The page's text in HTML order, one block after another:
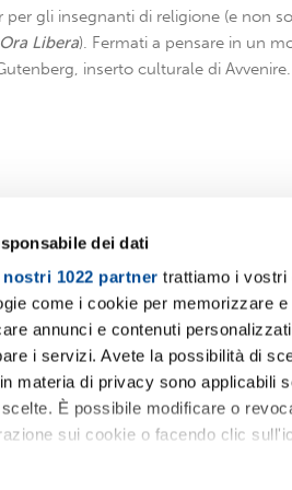
dei dati
nostri 1022 partner trattiamo i vostri
come i cookie per memorizzare
annunci e contenuti
i servizi. Avete la possibilità di
materia di privacy sono applicabili
È possibile modificare o
sui cookie o facendo clic
per gli insegnanti di religione (e non
Ora Libera). Fermati a pensare in un
inserto culturale di Avvenire.